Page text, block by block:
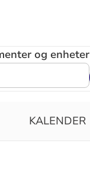
og enheter
KALENDER